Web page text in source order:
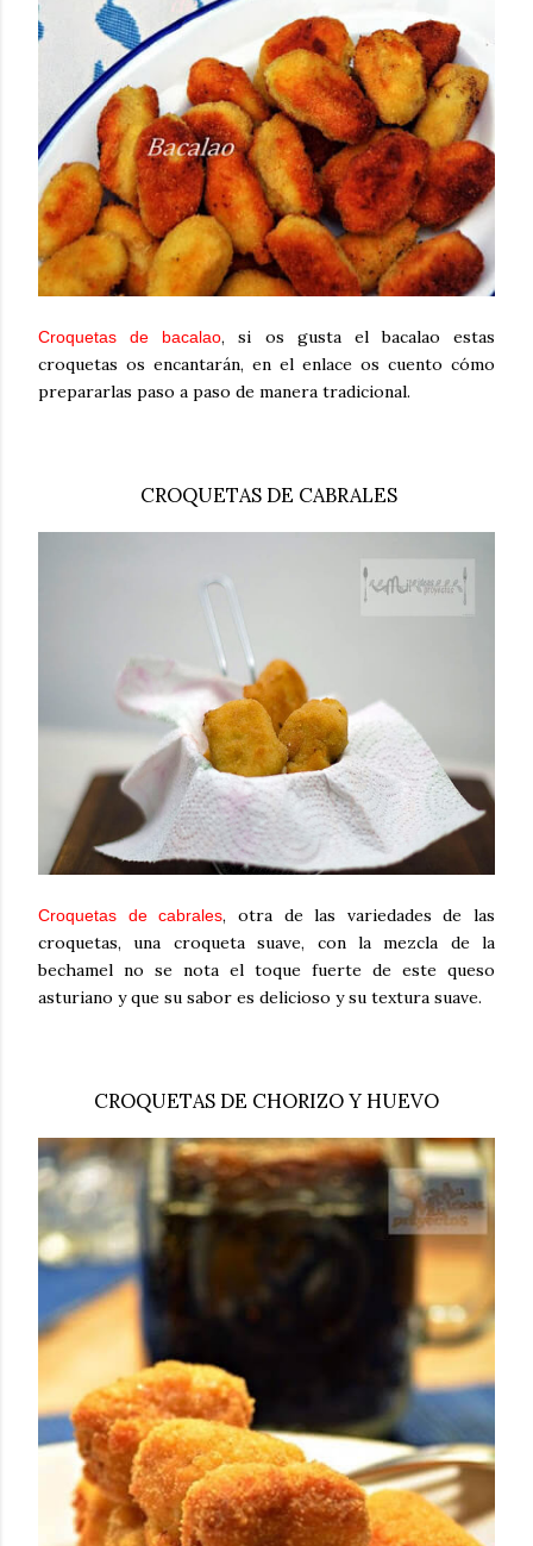
Croquetas de bacalao, si os gusta el bacalao estas
croquetas os encantarán, en el enlace os cuento cómo
prepararlas paso a paso de manera tradicional.
CROQUETAS DE CABRALES
Croquetas de cabrales, otra de las variedades de las
croquetas, una croqueta suave, con la mezcla de la
bechamel no se nota el toque fuerte de este queso
asturiano y que su sabor es delicioso y su textura suave.
CROQUETAS DE CHORIZO Y HUEVO